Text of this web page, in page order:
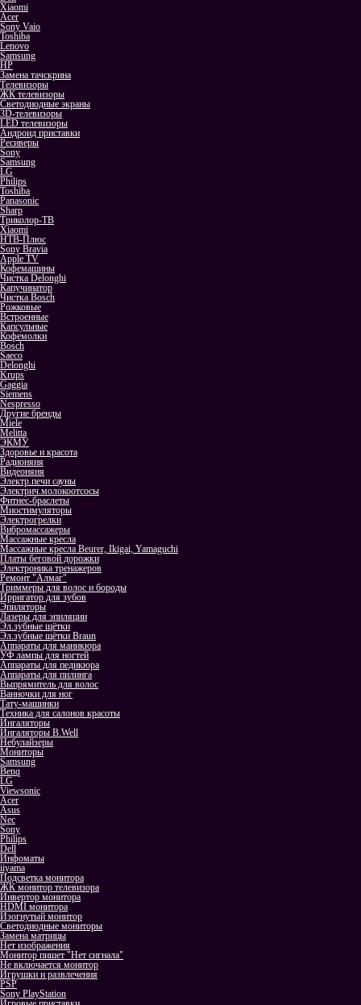
Xiaomi
Acer
Sony Vaio
Toshiba
Lenovo
Samsung
HP
Замена тачскрина
Телевизоры
ЖК телевизоры
Светодиодные экраны
3D-телевизоры
LED телевизоры
Андроид приставки
Ресиверы
Sony
Samsung
LG
Philips
Toshiba
Panasonic
Sharp
Триколор-ТВ
Xiaomi
НТВ-Плюс
Sony Bravia
Apple TV
Кофемашины
Чистка Delonghi
Капучинатор
Чистка Bosch
Рожковые
Встроенные
Капсульные
Кофемолки
Bosch
Saeco
Delonghi
Krups
Gaggia
Siemens
Nespresso
Другие бренды
Miele
Melitta
ЭКМУ
Здоровье и красота
Радионяня
Видеоняня
Электр.печи сауны
Электрич.молокоотсосы
Фитнес-браслеты
Миостимуляторы
Электрогрелки
Вибромассажеры
Массажные кресла
Массажные кресла Beurer, Ikigai, Yamaguchi
Платы беговой дорожки
Электроника тренажеров
Ремонт "Алмаг"
Триммеры для волос и бороды
Ирригатор для зубов
Эпиляторы
Лазеры для эпиляции
Эл.зубные щётки
Эл.зубные щётки Braun
Аппараты для маникюра
УФ лампы для ногтей
Аппараты для педикюра
Аппараты для пилинга
Выпрямитель для волос
Ванночки для ног
Тату-машинки
Техника для салонов красоты
Ингаляторы
Ингаляторы B.Well
Небулайзеры
Мониторы
Samsung
Benq
LG
Viewsonic
Acer
Asus
Nec
Sony
Philips
Dell
Инфоматы
iiyama
Подсветка монитора
ЖК монитор телевизора
Инвертор монитора
HDMI монитора
Изогнутый монитор
Светодиодные мониторы
Замена матрицы
Нет изображения
Монитор пишет "Нет сигнала"
Не включается монитор
Игрушки и развлечения
PSP
Sony PlayStation